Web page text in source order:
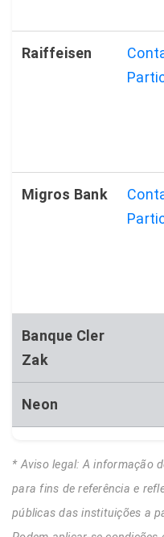
Raiffeisen
Migros Bank
Banque Cler
Zak
Neon
* Aviso legal: A informação
para fins de referência e
públicas das instituições a